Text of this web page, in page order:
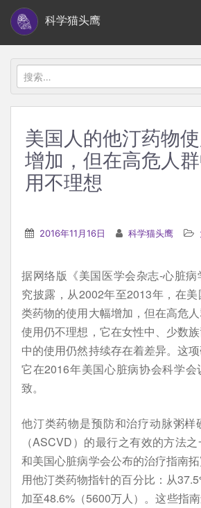
i
科学猫头鹰
搜
索：
美国人的他汀药物
增加，但在高危人
用不理想
2016年11月16日 科学猫头鹰
据网络版《美国医学会杂志-心脏
究披露，从2002年至2013年，在
类药物的使用大幅增加，但在高危
使用仍不理想，它在女性中、少数
中的使用仍然持续存在着差异。这
它在2016年美国心脏病协会科学
致。
他汀类药物是预防和治疗动脉粥样
（ASCVD）的最行之有效的方法
和美国心脏病学会公布的治疗指南
用他汀类药物指针的百分比：从
加至48.6%（5600万人）。这些指